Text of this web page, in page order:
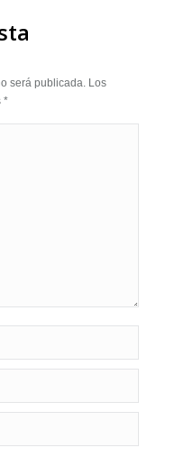
será publicada. Los
*